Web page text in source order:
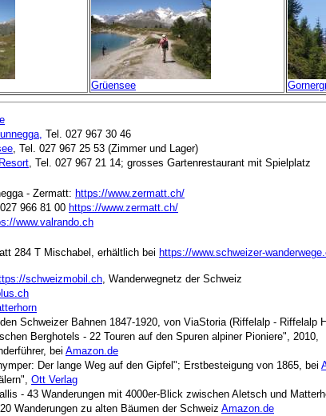
Grüensee
Tel. 027 967 30 46
, Tel. 027 967 25 53 (Zimmer und Lager)
, Tel. 027 967 21 14; grosses Gartenrestaurant mit Spielplatz
- Zermatt: https://www.zermatt.ch/
966 81 00 https://www.zermatt.ch/
www.valrando.ch
284 T Mischabel, erhältlich bei https://www.schweizer-
schweizmobil.ch , Wanderwegnetz der Schweiz
den Schweizer Bahnen 1847-1920, von ViaStoria (Riffelalp - Riffelalp
Berghotels - 22 Touren auf den Spuren alpiner Pioniere", 2010,
bei Amazon.de
Der lange Weg auf den Gipfel"; Erstbesteigung von 1865, bei
Ott Verlag
- 43 Wanderungen mit 4000er-Blick zwischen Aletsch und
Wanderungen zu alten Bäumen der Schweiz Amazon.de